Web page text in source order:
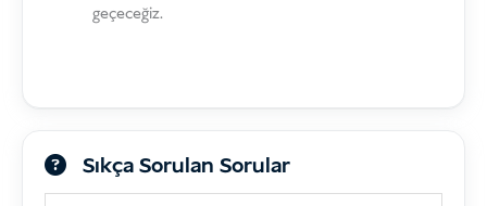
geçeceğiz.
Sıkça Sorulan Sorular